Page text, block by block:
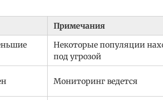
Примечания
Некоторые популяции
под угрозой
Мониторинг ведется